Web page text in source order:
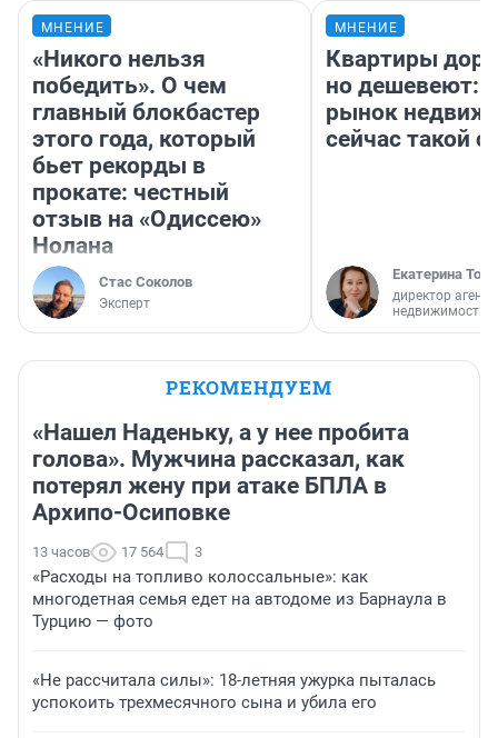
МНЕНИЕ
«Никого нельзя
победить». О чем
главный блокбастер
этого года, который
бьет рекорды в
прокате: честный
отзыв на «Одиссею»
Нолана
Стас Соколов
Эксперт
МНЕНИЕ
Квартиры
но дешевеют:
рынок
сейчас такой
Екатерина
директор
недвижимости
РЕКОМЕНДУЕМ
«Нашел Наденьку, а у нее пробита
голова». Мужчина рассказал, как
потерял жену при атаке БПЛА в
Архипо-Осиповке
13 часов 17 564 3
«Расходы на топливо колоссальные»: как
многодетная семья едет на автодоме из Барнаула в
Турцию — фото
«Не рассчитала силы»: 18-летняя ужурка пыталась
успокоить трехмесячного сына и убила его